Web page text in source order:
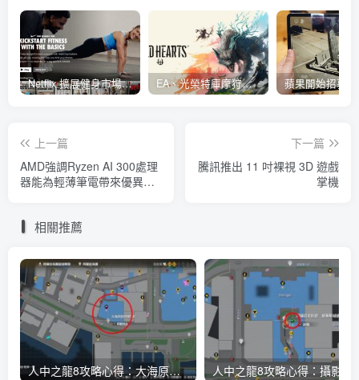
Netflix 擴展健身市場 與 Nike 合作推出《Nike Training Club》系列健身影片 EA、光榮特庫摩狩獵冒險遊戲《WILD HEARTS》公布「強大化獸」宣傳影片
上一篇
AMD強調Ryzen AI 300處理
器能為輕薄筆電帶來優異的
下一篇
騰訊推出 11 吋裸視 3D 遊戲
掌機
相關推薦
人中之龍8攻略心得：大海原證照學校21張證照必勝法 全考題200題答案整理